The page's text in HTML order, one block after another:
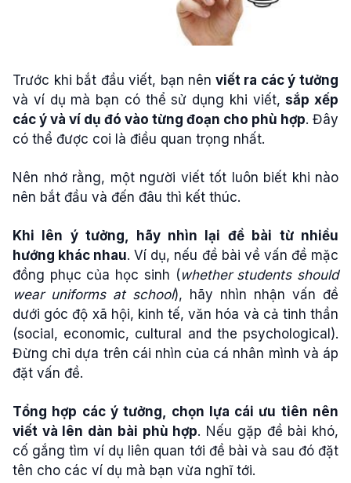
Trước khi bắt đầu viết, bạn nên viết ra các ý tưởng
và ví dụ mà bạn có thể sử dụng khi viết,sắp xếp
các ý và ví dụ đó vào từng đoạn cho phù hợp. Đây
có thể được coi là điều quan trọng nhất.
Nên nhớ rằng, một người viết tốt luôn biết khi nào
nên bắt đầu và đến đâu thì kết thúc.
Khi lên ý tưởng, hãy nhìn lại đề bài từ nhiều
hướng khác nhau. Ví dụ, nếu đề bài về vấn đề mặc
đồng phục của học sinh (whether students should
wear uniforms at school), hãy nhìn nhận vấn đề
dưới góc độ xã hội, kinh tế, văn hóa và cả tinh thần
(social, economic, cultural and the psychological).
Đừng chỉ dựa trên cái nhìn của cá nhân mình và áp
đặt vấn đề.
Tổng hợp các ý tưởng, chọn lựa cái ưu tiên nên
viết và lên dàn bài phù hợp. Nếu gặp đề bài khó,
cố gắng tìm ví dụ liên quan tới đề bài và sau đó đặt
tên cho các ví dụ mà bạn vừa nghĩ tới.